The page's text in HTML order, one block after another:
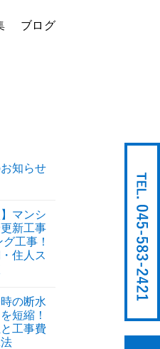
ブログ
知らせ
】マンシ
新工事
工事！
住人ス
の断水
短縮！
工事費